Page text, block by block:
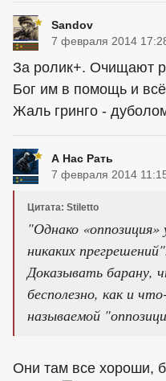
Sandov
7 февраля 2014
За ролик+. Очищают
Бог им в помощь и
Жаль гринго -
А Нас Рать
7 февраля 2014
Цитата: Stiletto
"Однако
никаких
Доказывать барану,
бесполезно, как и
называемой
Они там все хороши,